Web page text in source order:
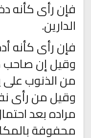
فإن رأى كأنه
الدارين.
فإن رأى كأنه
وقيل إن صاحب
من الذنوب على
وقيل من رأى
مراده بعد
محفوفة